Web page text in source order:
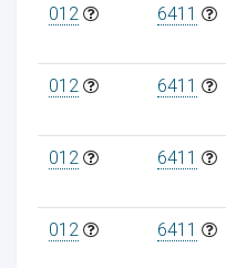
012 6411
012 6411
012 6411
012 6411